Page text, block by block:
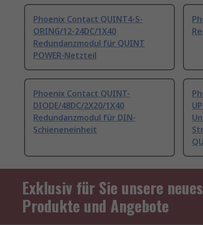
Phoenix Contact QUINT4-S-
ORING/12-24DC/1X40
Redundanzmodul für QUINT
POWER-Netzteil
Phoenix Contact QUINT-
DIODE/48DC/2X20/1X40
Redundanzmodul für DIN-
Schieneneinheit
Exklusiv für Sie unsere
Produkte und Angebote